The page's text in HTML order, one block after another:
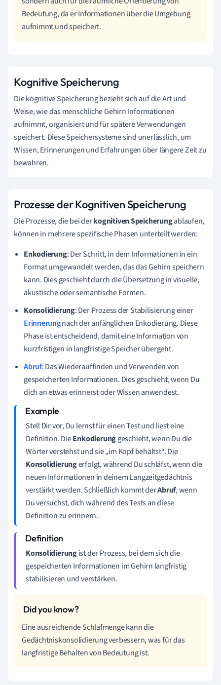
Bedeutung, da er Informationen über die Umgebung
aufnimmt und speichert.
Kognitive Speicherung
Die kognitive Speicherung bezieht sich auf die Art und
Weise, wie das menschliche Gehirn Informationen
aufnimmt, organisiert und für spätere Verwendungen
speichert. Diese Speichersysteme sind unerlässlich, um
Wissen, Erinnerungen und Erfahrungen über längere Zeit zu
bewahren.
Prozesse der Kognitiven Speicherung
Die Prozesse, die bei derkognitiven Speicherungablaufen,
können in mehrere spezifische Phasen unterteilt werden:
Enkodierung: Der Schritt, in dem Informationen in ein
Format umgewandelt werden, das das Gehirn speichern
kann. Dies geschieht durch die Übersetzung in visuelle,
akustische oder semantische Formen.
Konsolidierung: Der Prozess der Stabilisierung einer
Erinnerungnach der anfänglichen Enkodierung. Diese
Phase ist entscheidend, damit eine Information von
kurzfristigen in langfristige Speicher übergeht.
Abruf: Das Wiederauffinden und Verwenden von
gespeicherten Informationen. Dies geschieht, wenn Du
dich an etwas erinnerst oder Wissen anwendest.
Stell Dir vor, Du lernst für einen Test und liest eine
Definition. DieEnkodierunggeschieht, wenn Du die
Wörter verstehst und sie „im Kopf behältst“. Die
Konsolidierungerfolgt, während Du schläfst, wenn die
neuen Informationen in deinem Langzeitgedächtnis
verstärkt werden. Schließlich kommt derAbruf, wenn
Du versuchst, dich während des Tests an diese
Definition zu erinnern.
Konsolidierungist der Prozess, bei dem sich die
gespeicherten Informationen im Gehirn langfristig
stabilisieren und verstärken.
Eine ausreichende Schlafmenge kann die
Gedächtniskonsolidierung verbessern, was für das
langfristige Behalten von Bedeutung ist.